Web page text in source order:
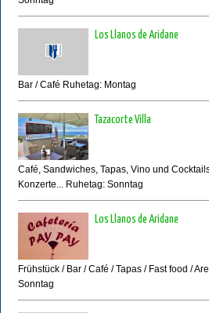
Los Llanos de Aridane
Bar / Café Ruhetag: Montag
Tazacorte Villa
Café, Sandwiches, Tapas, Vino und
Konzerte... Ruhetag: Sonntag
Los Llanos de Aridane
Frühstück / Bar / Café / Tapas / Fast food /
Sonntag